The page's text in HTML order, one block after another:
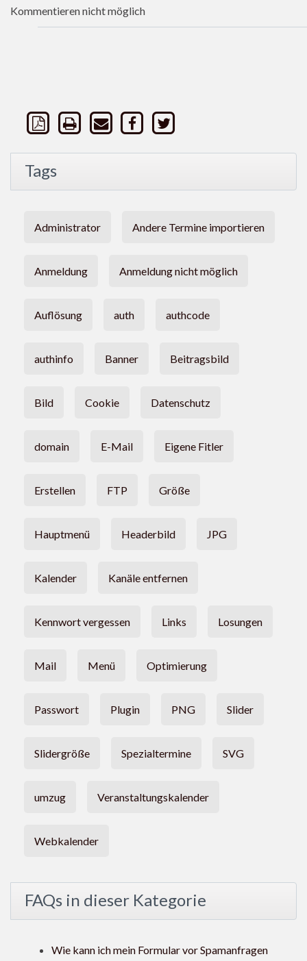
Kommentieren nicht möglich
Tags
Administrator Andere Termine importieren
Anmeldung Anmeldung nicht möglich
Auflösung auth authcode
authinfo Banner Beitragsbild
Bild Cookie Datenschutz
domain E-Mail Eigene Fitler
Erstellen FTP Größe
Hauptmenü Headerbild JPG
Kalender Kanäle entfernen
Kennwort vergessen Links Losungen
Mail Menü Optimierung
Passwort Plugin PNG Slider
Slidergröße Spezialtermine SVG
umzug Veranstaltungskalender
Webkalender
FAQs in dieser Kategorie
Wie kann ich mein Formular vor Spamanfragen